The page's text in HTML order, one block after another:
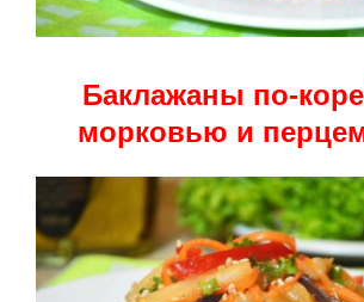
Баклажаны по-
морковью и